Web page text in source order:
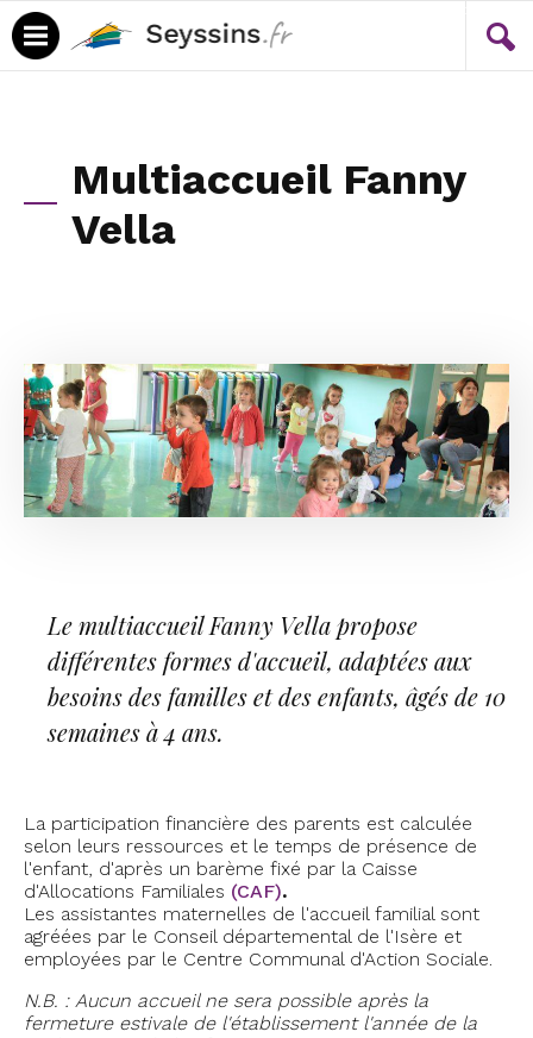
Multiaccueil Fanny
Vella
Le multiaccueil Fanny Vella propose
différentes formes d'accueil, adaptées aux
besoins des familles et des enfants, âgés de 10
semaines à 4 ans.
La participation financière des parents est calculée
selon leurs ressources et le temps de présence de
l'enfant, d'après un barème fixé par la Caisse
d'Allocations Familiales (CAF).
Les assistantes maternelles de l'accueil familial sont
agréées par le Conseil départemental de l'Isère et
employées par le Centre Communal d'Action Sociale.
N.B. : Aucun accueil ne sera possible après la
fermeture estivale de l'établissement l'année de la